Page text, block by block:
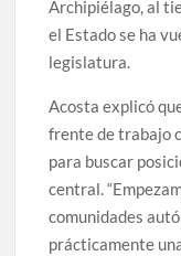
Archipiélago, al
el Estado se ha
legislatura.
Acosta explicó
frente de trabajo
para buscar
central.
comunidades
prácticamente